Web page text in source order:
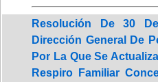
Resolución De 30
Dirección General De
Por La Que Se
Respiro Familiar